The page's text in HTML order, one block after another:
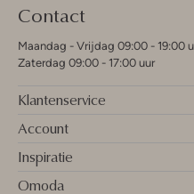
Contact
Maandag - Vrijdag 09:00 - 19:00
Zaterdag 09:00 - 17:00 uur
Klantenservice
Account
Inspiratie
Omoda